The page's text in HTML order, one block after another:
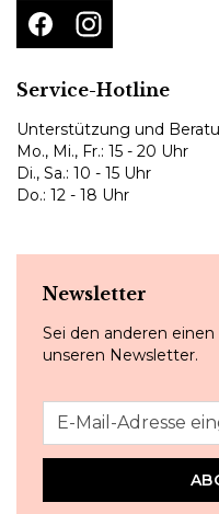
Service-Hotline
Unterstützung und
Mo., Mi., Fr.: 15 - 20 Uhr
Di., Sa.: 10 - 15 Uhr
Do.: 12 - 18 Uhr
Newsletter
Sei den anderen
unseren Newsletter.